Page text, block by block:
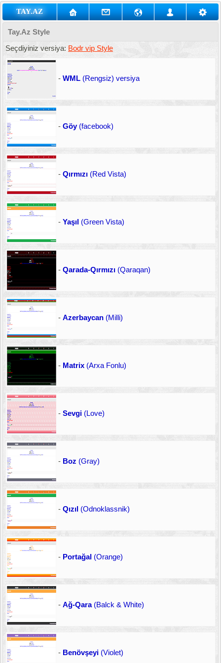
TAY.AZ
Tay.Az Style
Seçdiyiniz versiya: Bodr vip Style
- WML (Rengsiz) versiya
- Göy(facebook)
- Qırmızı (Red Vista)
- Yaşıl (Green Vista)
- Qarada-Qırmızı (Qaraqan)
- Azerbaycan (Milli)
- Matrix (Arxa Fonlu)
- Sevgi (Love)
- Boz (Gray)
- Qızıl (Odnoklassnik)
- Portağal (Orange)
- Ağ-Qara(Balck & White)
- Benövşeyi (Violet)